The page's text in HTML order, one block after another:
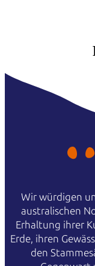
Wir würdigen
australischen
Erhaltung ihrer
Erde, ihren
den